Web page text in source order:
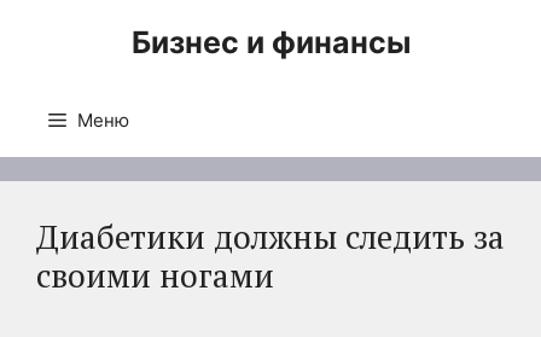
Бизнес и финансы
Меню
Диабетики должны следить за
своими ногами